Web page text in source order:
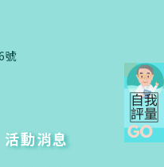
號
活動消息